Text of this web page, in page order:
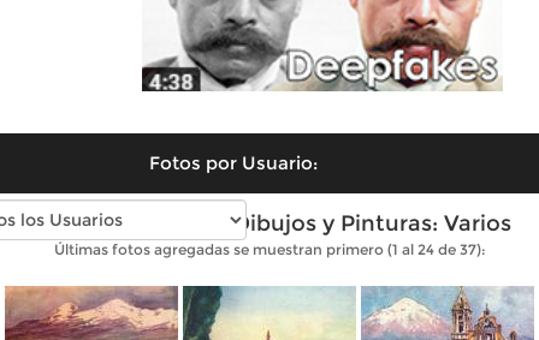
Fotos por Usuario:
Fotos antiguas de Dibujos y Pinturas: Varios
Últimas fotos agregadas se muestran primero (1 al 24 de 37):